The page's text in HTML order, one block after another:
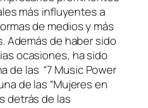
más influyentes a
de medios y más
Además de haber sido
ocasiones, ha sido
de las “7 Music Power
de las “Mujeres en
detrás de las